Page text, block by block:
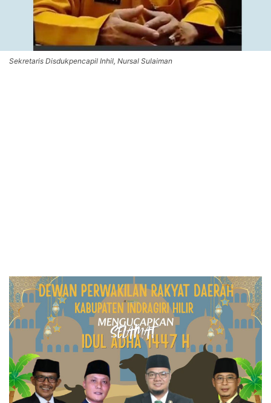
Sekretaris Disdukpencapil Inhil, Nursal Sulaiman